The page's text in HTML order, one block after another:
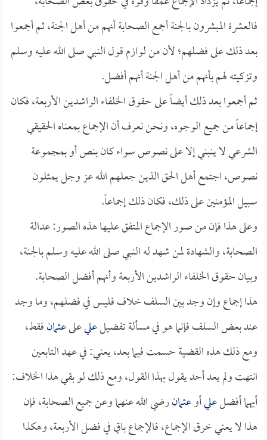
فالعشرة المبشرون بالجنة أجمع الصحابة أنهم من أهل الجنة، ثم أجمعوا
بعد ذلك على فضلهم؛ لأن من لوازم قول النبي صلى الله عليه وسلم
وتزكيته لهم بأنهم من أهل الجنة أنهم أفضل.
ثم أجمعوا بعد ذلك أيضاً على حقوق الخلفاء الراشدين الأربعة، فكان
إجماعاً من جميع الوجوه، ونحن نعرف أن الإجماع بمعناه الحقيقي
الشرعي لا ينبني إلا على نصوص سواء كان بنص أو بمجموعة
نصوص، اجتمع أهل الحق الذين جعلهم الله عز وجل يمثلون
سبيل المؤمنين على ذلك، فكان ذلك إجماعاً.
وعلى هذا فإن من صور الإجماع المتفق عليها هذه الصور: عدالة
الصحابة، والشهادة لمن شهد له النبي صلى الله عليه وسلم بالجنة،
وبيان حقوق الخلفاء الراشدين الأربعة وأنهم أفضل الصحابة.
هذا إجماع وإن وجد بين السلف خلاف فليس في فضلهم، وما وجد
عند بعض السلف فإنما هو في مسألة تفضيلعليعلىعثمانفقط،
ومع ذلك هذه القضية حسمت فيما بعد، يعني: في عهد التابعين
انتهت ولم يعد أحد يقول بهذا القول، ومع ذلك لو بقي هذا الخلاف:
أيهما أفضلعليأوعثمانرضي الله عنهما وعن جميع الصحابة، فإن
هذا لا يعني خرق الإجماع، فالإجماع باقٍ في فضل الأربعة، وهكذا